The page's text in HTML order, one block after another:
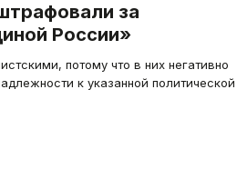
за
России»
потому что в них негативно
к указанной политической